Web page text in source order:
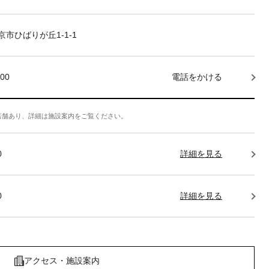
市ひばりが丘1-1-1
電話をかける
あり、詳細は施設案内をご覧ください。
詳細を見る
詳細を見る
アクセス・施設案内